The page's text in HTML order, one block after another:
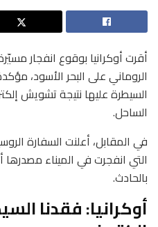
أقرت أوكرانيا بوقوع انفجار
الروماني على البحر الأسود،
السيطرة عليها نتيجة تشويش
الساحل.
في المقابل، أعلنت السفارة
التي انفجرت في الميناء مصدرها
بالحادث.
أوكرانيا: فقدنا